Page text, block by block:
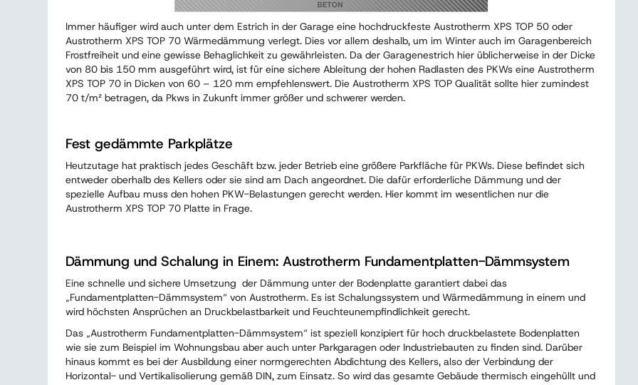
Immer häufiger wird auch unter dem Estrich in der Garage eine hochdruckfeste Austrotherm XPS TOP 50 oder
Austrotherm XPS TOP 70 Wärmedämmung verlegt. Dies vor allem deshalb, um im Winter auch im Garagenbereich
Frostfreiheit und eine gewisse Behaglichkeit zu gewährleisten. Da der Garagenestrich hier üblicherweise in der Dicke
von 80 bis 150 mm ausgeführt wird, ist für eine sichere Ableitung der hohen Radlasten des PKWs eine Austrotherm
XPS TOP 70 in Dicken von 60 – 120 mm empfehlenswert. Die Austrotherm XPS TOP Qualität sollte hier zumindest
70 t/m² betragen, da Pkws in Zukunft immer größer und schwerer werden.
Fest gedämmte Parkplätze
Heutzutage hat praktisch jedes Geschäft bzw. jeder Betrieb eine größere Parkfläche für PKWs. Diese befindet sich
entweder oberhalb des Kellers oder sie sind am Dach angeordnet. Die dafür erforderliche Dämmung und der
spezielle Aufbau muss den hohen PKW-Belastungen gerecht werden. Hier kommt im wesentlichen nur die
Austrotherm XPS TOP 70 Platte in Frage.
Dämmung und Schalung in Einem: Austrotherm Fundamentplatten-Dämmsystem
Eine schnelle und sichere Umsetzung der Dämmung unter der Bodenplatte garantiert dabei das
„Fundamentplatten-Dämmsystem“ von Austrotherm. Es ist Schalungssystem und Wärmedämmung in einem und
wird höchsten Ansprüchen an Druckbelastbarkeit und Feuchteunempfindlichkeit gerecht.
Das „Austrotherm Fundamentplatten-Dämmsystem“ ist speziell konzipiert für hoch druckbelastete Bodenplatten
wie sie zum Beispiel im Wohnungsbau aber auch unter Parkgaragen oder Industriebauten zu finden sind. Darüber
hinaus kommt es bei der Ausbildung einer normgerechten Abdichtung des Kellers, also der Verbindung der
Horizontal- und Vertikalisolierung gemäß DIN, zum Einsatz. So wird das gesamte Gebäude thermisch eingehüllt und